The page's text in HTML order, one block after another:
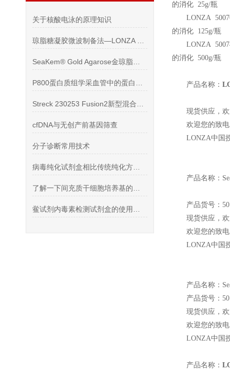
关于核酸电泳的原理知识
cfDNA与无创产前基因筛查
分子诊断常用技术
的消化 25g/瓶
LONZA
的消化 125g/瓶
LONZA
的消化 500g/瓶
产品名称：
现货供应，
欢迎您的
LONZA中国
产品名称：
产品货号：
现货供应，
欢迎您的
LONZA中国
产品名称：
产品货号：
现货供应，
欢迎您的
LONZA中国
产品名称：